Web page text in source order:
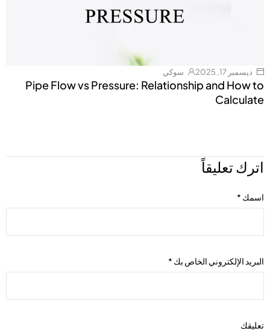
ديسمبر 17, 2025 سوكي
Pipe Flow vs Pressure: Relationship and How to
Calculate
اترك تعليقاً
اسمك *
البريد الإلكتروني الخاص بك *
تعليقك